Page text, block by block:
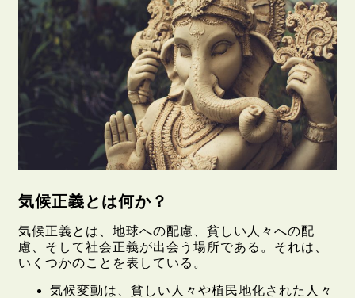
気候正義とは何か？
気候正義とは、地球への配慮、貧しい人々への配
慮、そして社会正義が出会う場所である。それは、
いくつかのことを表している。
気候変動は、貧しい人々や植民地化された人々